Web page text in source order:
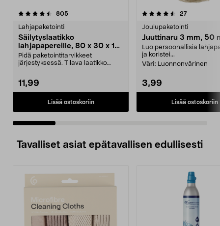
805arvostelut
Lahjapaketointi
Säilytyslaatikko
lahjapapereille, 80 x 30 x 12
cm
Pidä paketointitarvikkeet
järjestyksessä. Tilava laatikko
11,99
Lisää ostoskoriin
4.5 viidestä
27arvostelut
Joulupaketointi
Juuttinaru 3 mm, 50
Luo persoonallisia
ja koristei...
Väri: Luonnonvärinen
3,99
Lisää ostoskoriin
4.0 viidestä
Tavalliset asiat epätavallisen edullisesti